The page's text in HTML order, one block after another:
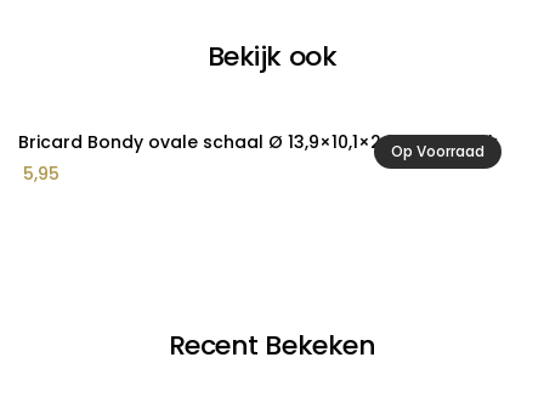
Bekijk ook
Op Voorraad
Bricard Bondy ovale schaal Ø 13,9×10,1×2,6 cm – 1 stuk
5,95
Recent Bekeken